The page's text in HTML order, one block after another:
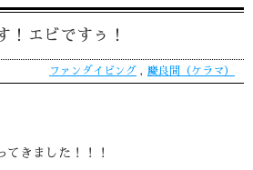
！エビですぅ！
ファンダイビング , 慶良間（ケラマ）
てきました！！！